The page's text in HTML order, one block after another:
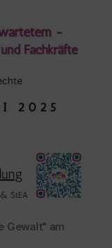
Gewalt" am